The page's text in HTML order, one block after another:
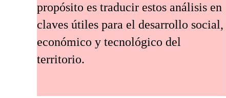
propósito es traducir estos análisis en
claves útiles para el desarrollo social,
económico y tecnológico del
territorio.